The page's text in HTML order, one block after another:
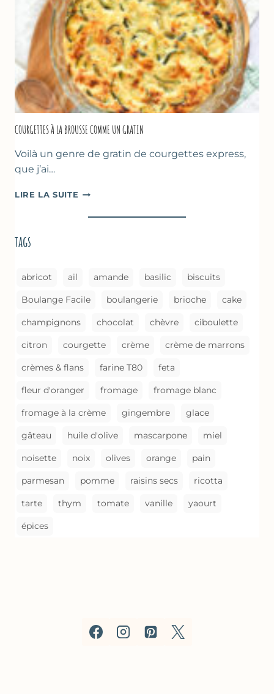
CHICHE
–
CUISSON
AU
FOUR
COURGETTES À LA BROUSSE COMME UN GRATIN
Voilà un genre de gratin de courgettes express,
que j’ai…
LIRE LA SUITE COURGETTES
LA
tags
abricot ail amande basilic biscuits
Boulange Facile boulangerie brioche cake
champignons chocolat chèvre ciboulette
citron courgette crème crème de marrons
crèmes & flans farine T80 feta
fleur d'oranger fromage fromage blanc
fromage à la crème gingembre glace
gâteau huile d'olive mascarpone miel
noisette noix olives orange pain
parmesan pomme raisins secs ricotta
tarte thym tomate vanille yaourt
épices